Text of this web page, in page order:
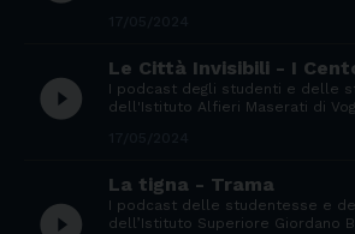
play_circle_filled
Le Città Invisibili - I
I podcast degli studenti e delle
dell'Istituto Alfieri Maserati di
La tigna - Trama
I podcast delle studentesse e
dell’Istituto Superiore Giordano